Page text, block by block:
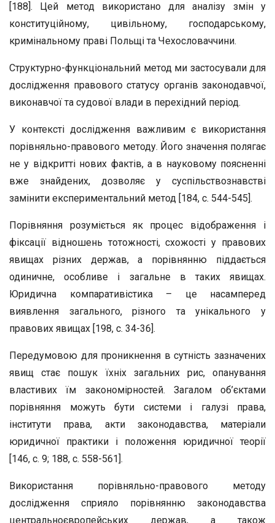
[188]. Цей метод використано для аналізу змін у
конституційному, цивільному, господарському,
кримінальному праві Польщі та Чехословаччини.
Структурно-функціональний метод ми застосували для
дослідження правового статусу органів законодавчої,
виконавчої та судової влади в перехідний період.
У контексті дослідження важливим є використання
порівняльно-правового методу. Його значення полягає
не у відкритті нових фактів, а в науковому поясненні
вже знайдених, дозволяє у суспільствознавстві
замінити експериментальний метод [184, с. 544-545].
Порівняння розуміється як процес відображення і
фіксації відношень тотожності, схожості у правових
явищах різних держав, а порівнянню піддається
одиничне, особливе і загальне в таких явищах.
Юридична компаративістика – це насамперед
виявлення загального, різного та унікального у
правових явищах [198, с. 34-36].
Передумовою для проникнення в сутність зазначених
явищ стає пошук їхніх загальних рис, опанування
властивих їм закономірностей. Загалом об’єктами
порівняння можуть бути системи і галузі права,
інститути права, акти законодавства, матеріали
юридичної практики і положення юридичної теорії
[146, с. 9; 188, с. 558-561].
Використання порівняльно-правового методу
дослідження сприяло порівнянню законодавства
центральноєвропейських держав, а також